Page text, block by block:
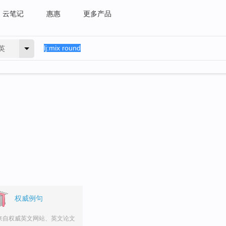
云笔记 惠惠 更多产品
权威例句
自权威英文网站、英文论文